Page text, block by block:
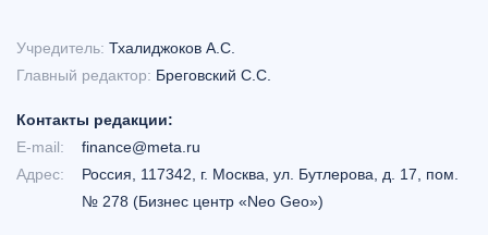
Учредитель: Тхалиджоков А.С.
Главный редактор: Бреговский С.С.
Контакты редакции:
E-mail:
finance@meta.ru
Адрес:
Россия, 117342, г. Москва, ул. Бутлерова, д. 17, пом.
№ 278 (Бизнес центр «Neo Geo»)